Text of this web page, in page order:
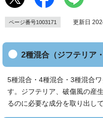
ページ番号1003171 更新日
2種混合（ジフテリア
5種混合・4種混合・3種混合
す。ジフテリア、破傷風の産
るのに必要な成分を取り出し